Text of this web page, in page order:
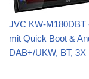
JVC KW-M180DBT
mit Quick Boot &
DAB+/UKW, BT,